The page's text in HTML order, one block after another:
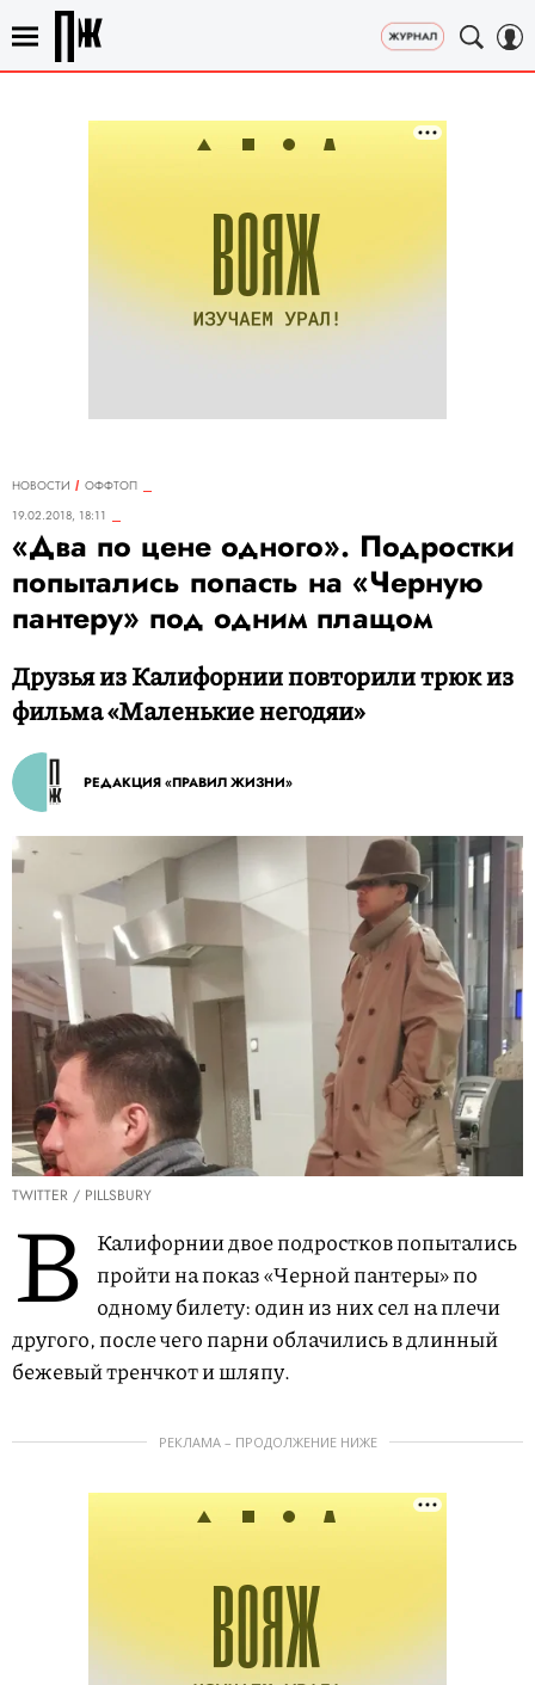
НОВОСТИ
ОФФТОП
19.02.2018, 18:11
«Два по цене одного». Подростки
попытались попасть на «Черную
пантеру» под одним плащом
Друзья из Калифорнии повторили трюк из
фильма «Маленькие негодяи»
РЕДАКЦИЯ «ПРАВИЛ ЖИЗНИ»
TWITTER / PILLSBURY
В
Калифорнии двое подростков попытались
пройти на показ «Черной пантеры» по
одному билету: один из них сел на плечи
другого, после чего парни облачились в длинный
бежевый тренчкот и шляпу.
РЕКЛАМА – ПРОДОЛЖЕНИЕ НИЖЕ